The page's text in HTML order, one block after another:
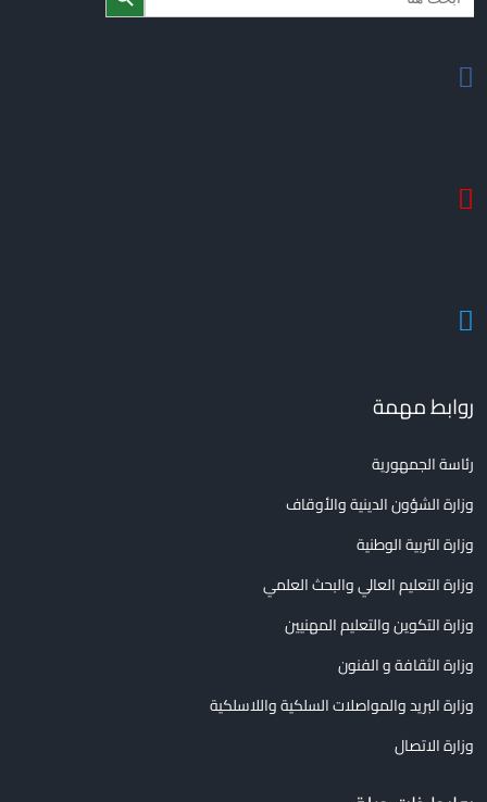
روابط مهمة
رئاسة الجمهورية
وزارة الشؤون الدينية والأوقاف
وزارة التربية الوطنية
وزارة التعليم العالي والبحث العلمي
وزارة التكوين والتعليم المهنيين
وزارة الثقافة و الفنون
وزارة البريد والمواصلات السلكية واللاسلكية
وزارة الاتصال